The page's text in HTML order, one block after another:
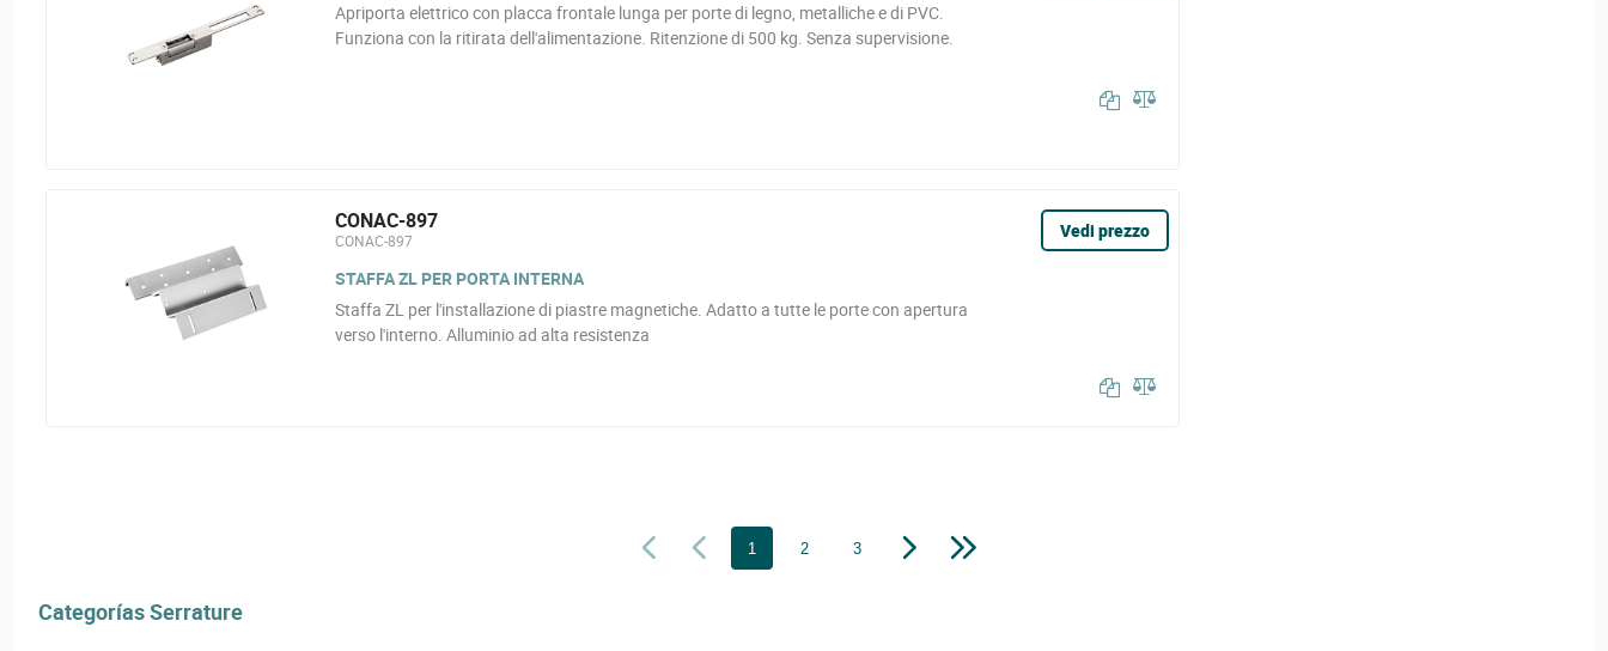
Apriporta elettrico con placca frontale lunga per porte di legno, metalliche e di PVC.
Funziona con la ritirata dell'alimentazione. Ritenzione di 500 kg. Senza supervisione.
CONAC-897
CONAC-897
STAFFA ZL PER PORTA INTERNA
Staffa ZL per l'installazione di piastre magnetiche. Adatto a tutte le porte con apertura
verso l'interno. Alluminio ad alta resistenza
Vedi prezzo
1 2 3
Categorías Serrature